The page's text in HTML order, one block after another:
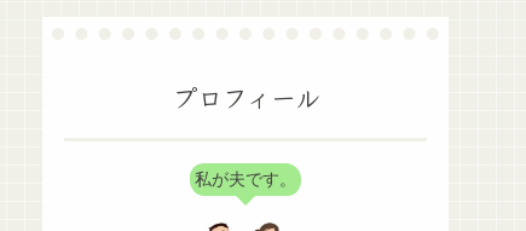
プロフィール
私が夫です。